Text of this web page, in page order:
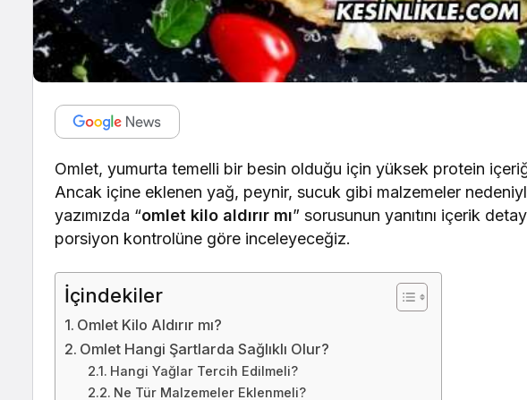
Omlet, yumurta temelli bir besin olduğu için yüksek protein
Ancak içine eklenen yağ, peynir, sucuk gibi malzemeler
yazımızda “omlet kilo aldırır mı” sorusunun yanıtını içerik
porsiyon kontrolüne göre inceleyeceğiz.
İçindekiler
Omlet Kilo Aldırır mı?
Omlet Hangi Şartlarda Sağlıklı Olur?
Hangi Yağlar Tercih Edilmeli?
Ne Tür Malzemeler Eklenmeli?